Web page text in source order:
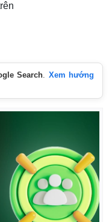
Search. Xem hướng